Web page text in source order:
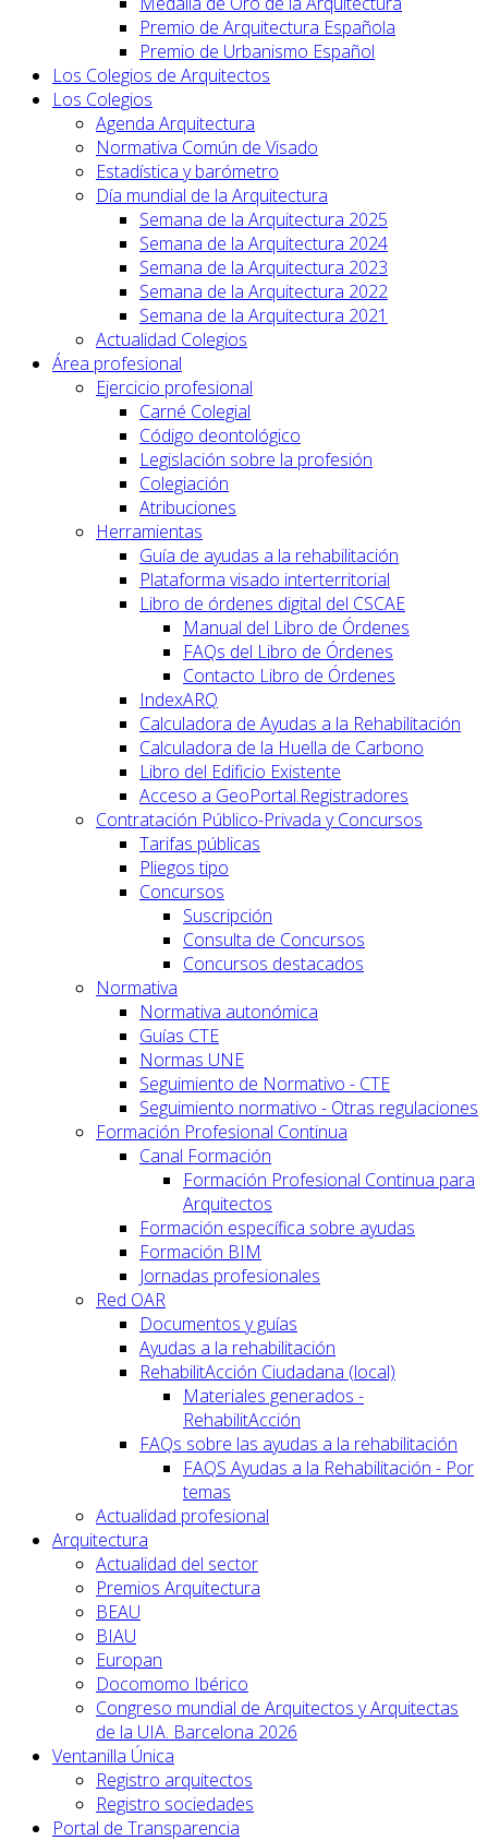
Premio de Arquitectura Española
Premio de Urbanismo Español
Los Colegios de Arquitectos
Los Colegios
Agenda Arquitectura
Normativa Común de Visado
Estadística y barómetro
Día mundial de la Arquitectura
Semana de la Arquitectura 2025
Semana de la Arquitectura 2024
Semana de la Arquitectura 2023
Semana de la Arquitectura 2022
Semana de la Arquitectura 2021
Actualidad Colegios
Área profesional
Ejercicio profesional
Carné Colegial
Código deontológico
Legislación sobre la profesión
Colegiación
Atribuciones
Herramientas
Guía de ayudas a la rehabilitación
Plataforma visado interterritorial
Libro de órdenes digital del CSCAE
Manual del Libro de Órdenes
FAQs del Libro de Órdenes
Contacto Libro de Órdenes
IndexARQ
Calculadora de Ayudas a la Rehabilitación
Calculadora de la Huella de Carbono
Libro del Edificio Existente
Acceso a GeoPortal.Registradores
Contratación Público-Privada y Concursos
Tarifas públicas
Pliegos tipo
Concursos
Suscripción
Consulta de Concursos
Concursos destacados
Normativa
Normativa autonómica
Guías CTE
Normas UNE
Seguimiento de Normativo - CTE
Seguimiento normativo - Otras regulaciones
Formación Profesional Continua
Canal Formación
Formación Profesional Continua para
Arquitectos
Formación específica sobre ayudas
Formación BIM
Jornadas profesionales
Red OAR
Documentos y guías
Ayudas a la rehabilitación
RehabilitAcción Ciudadana (local)
Materiales generados -
RehabilitAcción
FAQs sobre las ayudas a la rehabilitación
FAQS Ayudas a la Rehabilitación - Por
temas
Actualidad profesional
Arquitectura
Actualidad del sector
Premios Arquitectura
BEAU
BIAU
Europan
Docomomo Ibérico
Congreso mundial de Arquitectos y Arquitectas
de la UIA. Barcelona 2026
Ventanilla Única
Registro arquitectos
Registro sociedades
Portal de Transparencia